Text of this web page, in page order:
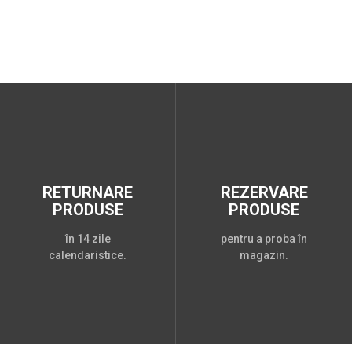
RETURNARE
PRODUSE
în 14 zile
calendaristice.
REZERVARE
PRODUSE
pentru a proba în
magazin.